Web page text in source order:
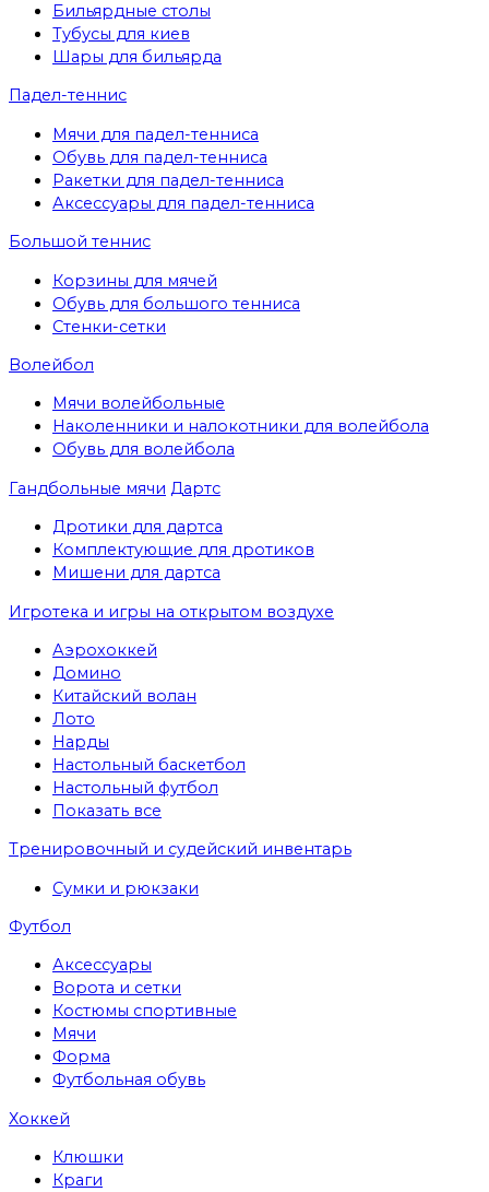
Бильярдные столы
Тубусы для киев
Шары для бильярда
Падел-теннис
Мячи для падел-тенниса
Обувь для падел-тенниса
Ракетки для падел-тенниса
Аксессуары для падел-тенниса
Большой теннис
Корзины для мячей
Обувь для большого тенниса
Стенки-сетки
Волейбол
Мячи волейбольные
Наколенники и налокотники для волейбола
Обувь для волейбола
Гандбольные мячи Дартс
Дротики для дартса
Комплектующие для дротиков
Мишени для дартса
Игротека и игры на открытом воздухе
Аэрохоккей
Домино
Китайский волан
Лото
Нарды
Настольный баскетбол
Настольный футбол
Показать все
Тренировочный и судейский инвентарь
Сумки и рюкзаки
Футбол
Аксессуары
Ворота и сетки
Костюмы спортивные
Мячи
Форма
Футбольная обувь
Хоккей
Клюшки
Краги